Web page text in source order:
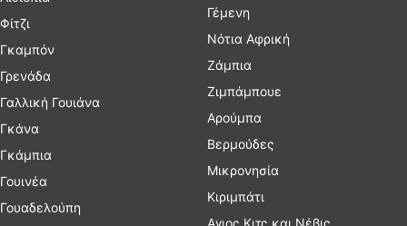
Φίτζι
Γκαμπόν
Γρενάδα
Γαλλική Γουιάνα
Γκάνα
Γκάμπια
Γουινέα
Γουαδελούπη
Γέμενη
Νότια Αφρική
Ζάμπια
Ζιμπάμπουε
Αρούμπα
Βερμούδες
Μικρονησία
Κιριμπάτι
Αγιος Κιτς και Νέβις